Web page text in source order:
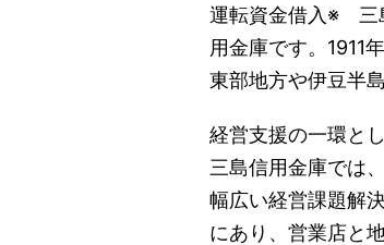
運転資金借入※ 三
用金庫です。1911
東部地方や伊豆半
経営支援の一環と
三島信用金庫では
幅広い経営課題解
にあり、営業店と